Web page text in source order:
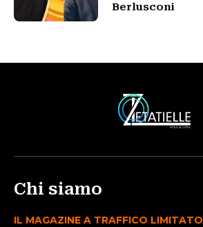
Berlusconi
Chi siamo
IL MAGAZINE A TRAFFICO LIMITATO